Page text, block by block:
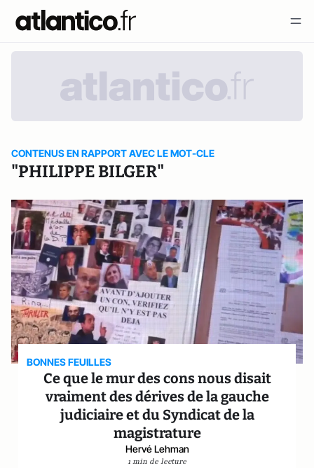
CONTENUS EN RAPPORT AVEC LE MOT-CLE
"PHILIPPE BILGER"
BONNES FEUILLES
Ce que le mur des cons nous disait
vraiment des dérives de la gauche
judiciaire et du Syndicat de la
magistrature
Hervé Lehman
1 min de lecture